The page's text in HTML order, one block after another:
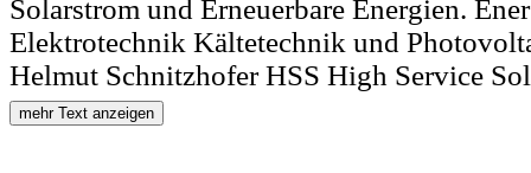
Solarstrom und Erneuerbare Energien.
Elektrotechnik Kältetechnik und
Helmut Schnitzhofer HSS High Service
mehr Text anzeigen